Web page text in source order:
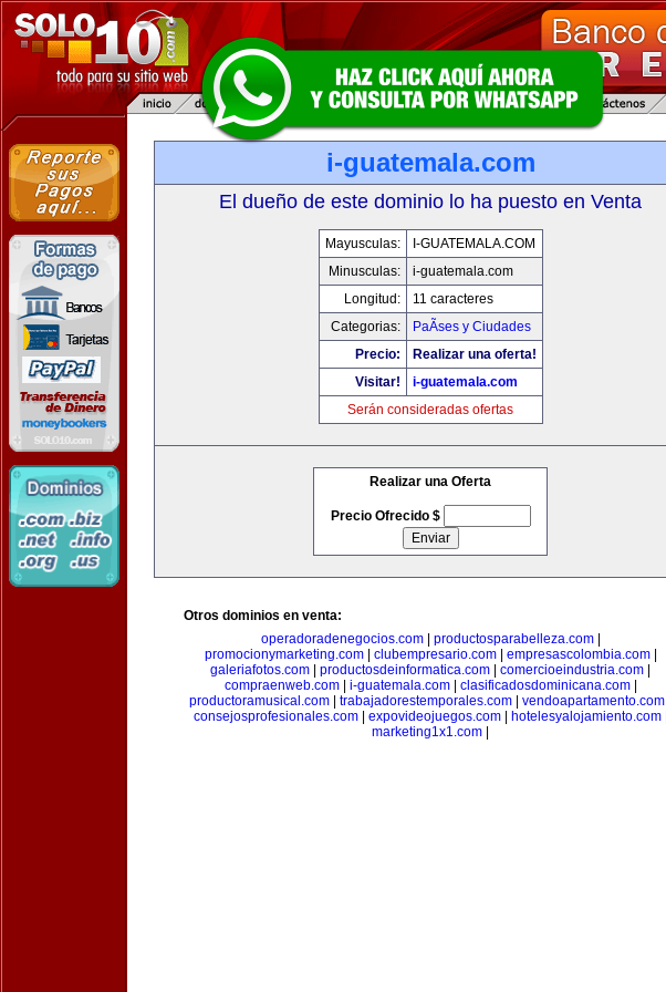
i-guatemala.com
El dueño de este dominio lo ha puesto en Venta
Mayusculas:
I-GUATEMALA.COM
Minusculas:
i-guatemala.com
Longitud:
11 caracteres
Categorias:
PaÃ­ses y Ciudades
Precio:
Realizar una oferta!
Visitar!
i-guatemala.com
Serán consideradas ofertas
Realizar una Oferta
Precio Ofrecido $
Otros dominios en venta:
operadoradenegocios.com| productosparabelleza.com|
promocionymarketing.com| clubempresario.com| empresascolombia.com|
galeriafotos.com
productosdeinformatica.com comercioeindustria.com
compraenweb.com| i-guatemala.com| clasificadosdominicana.com|
productoramusical.com
trabajadorestemporales.com vendoapartamento.com
consejosprofesionales.com| expovideojuegos.com| hotelesyalojamiento.com|
marketing1x1.com